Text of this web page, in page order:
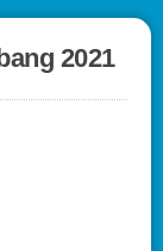
2021